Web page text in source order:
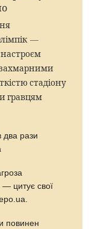
—
захмарними
стадіону
гравцям
два рази
— цитує свої
повинен